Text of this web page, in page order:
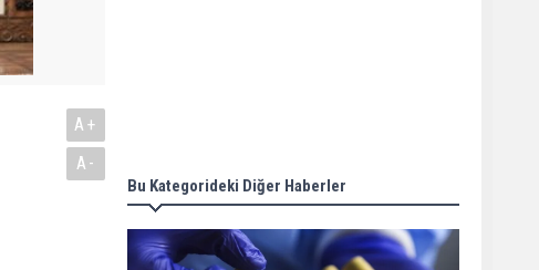
A+
A-
Bu Kategorideki Diğer Haberler